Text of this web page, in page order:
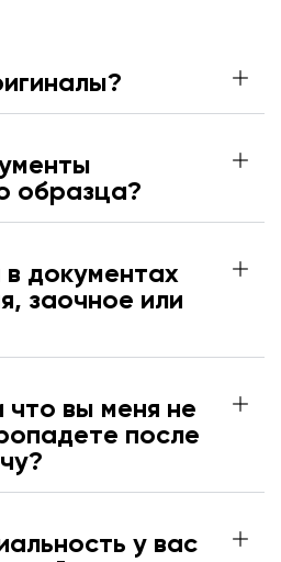
образца?
в документах
заочное или
что вы меня не
после
у вас